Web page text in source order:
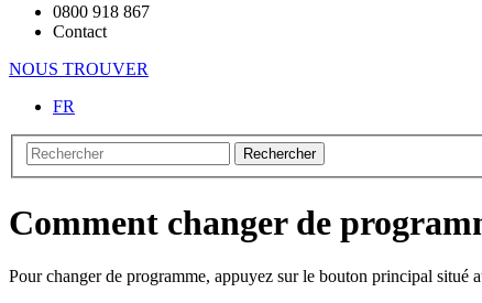
0800 918 867
Contact
NOUS TROUVER
FR
Rechercher
Comment changer de
Pour changer de programme, appuyez sur le bouton principal situé